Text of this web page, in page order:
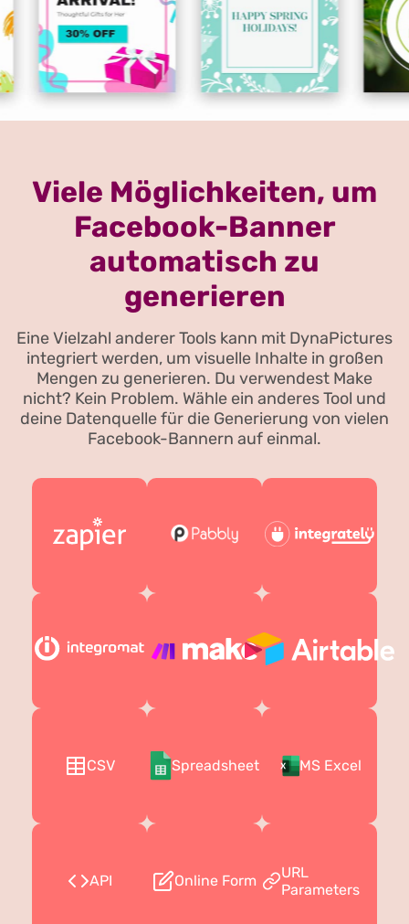
Viele Möglichkeiten, um
Facebook-Banner
automatisch zu
generieren
Eine Vielzahl anderer Tools kann mit DynaPictures
integriert werden, um visuelle Inhalte in großen
Mengen zu generieren. Du verwendest Make
nicht? Kein Problem. Wähle ein anderes Tool und
deine Datenquelle für die Generierung von vielen
Facebook-Bannern auf einmal.
CSV Spreadsheet MS Excel
API Online Form
URL
Parameters